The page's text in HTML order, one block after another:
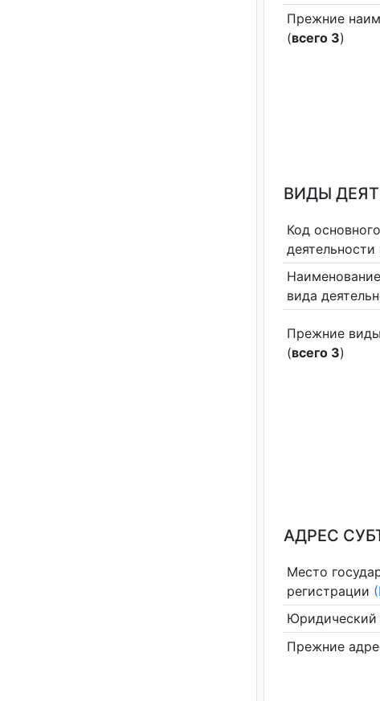
Прежние
(всего 3)
ВИДЫ
Код
вида
Прежние
(всего 3)
АДРЕС
Место
регистрации
Юридический
Прежние